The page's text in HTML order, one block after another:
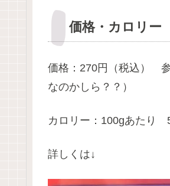
価格・カロリー
価格：270円（税込）
なのかしら？？）
カロリー：100gあたり
詳しくは↓